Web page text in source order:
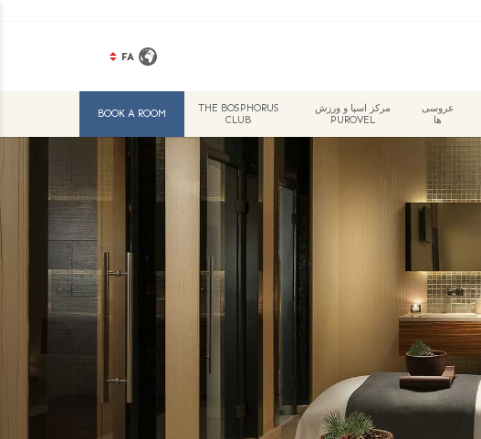
FA
عروسی
ها
مرکز اسپا و ورزش
PUROVEL
THE BOSPHORUS
CLUB
BOOK A ROOM